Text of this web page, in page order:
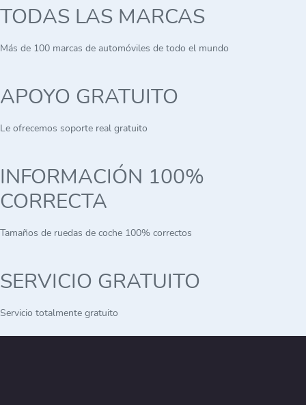
TODAS LAS MARCAS
Más de 100 marcas de automóviles de todo el mundo
APOYO GRATUITO
Le ofrecemos soporte real gratuito
INFORMACIÓN 100%
CORRECTA
Tamaños de ruedas de coche 100% correctos
SERVICIO GRATUITO
Servicio totalmente gratuito